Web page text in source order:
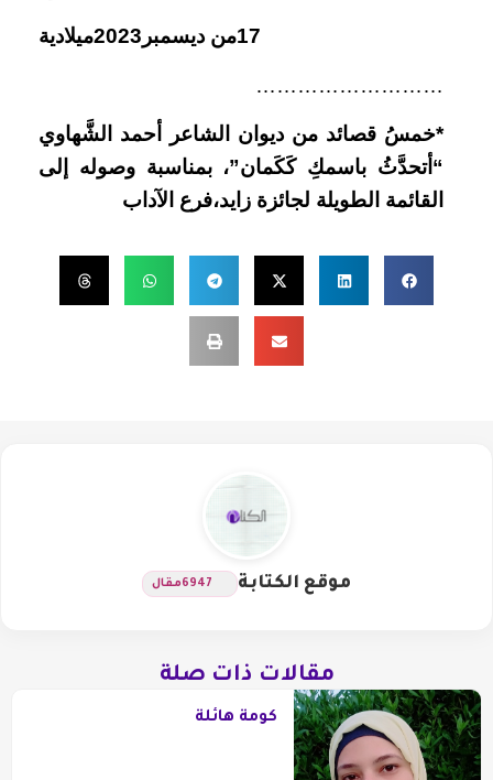
17من ديسمبر2023ميلادية
………………………
*خمسُ قصائد من ديوان الشاعر أحمد الشَّهاوي
“أتحدَّثُ باسمكِ كَكَمان”، بمناسبة وصوله إلى
القائمة الطويلة لجائزة زايد،فرع الآداب
موقع الكتابة 6947مقال
مقالات ذات صلة
كومة هائلة